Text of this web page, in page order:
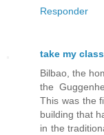
Responder
take my
Bilbao, the
the
This was the
building that
in the